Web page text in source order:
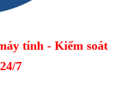
tính - Kiểm soát
7